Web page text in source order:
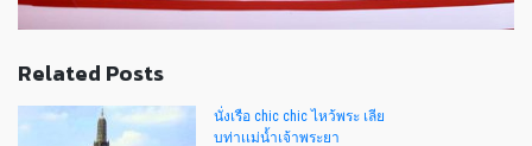
Related Posts
นั่งเรือ chic chic ไหว้พระ เลีย
บท่าเเม่น้ำเจ้าพระยา